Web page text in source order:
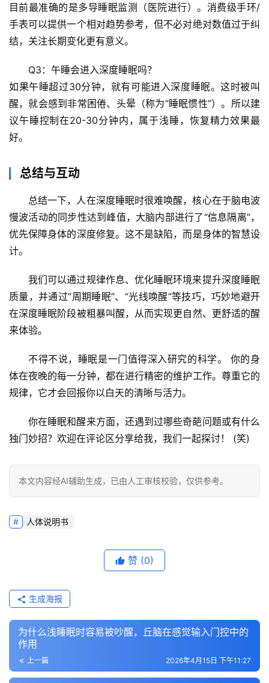
目前最准确的是多导睡眠监测（医院进行）。消费级手环/
手表可以提供一个相对趋势参考，但不必对绝对数值过于纠
结，关注长期变化更有意义。
Q3：午睡会进入深度睡眠吗？
如果午睡超过30分钟，就有可能进入深度睡眠。这时被叫
醒，就会感到非常困倦、头晕（称为“睡眠惯性”）。所以建
议午睡控制在20-30分钟内，属于浅睡，恢复精力效果最
好。
总结与互动
总结一下， 人在深度睡眠时很难唤醒，核心在于脑电波
慢波活动的同步性达到峰值，大脑内部进行了“信息隔离”，
优先保障身体的深度修复。这不是缺陷，而是身体的智慧设
计。
我们可以通过规律作息、优化睡眠环境来提升深度睡眠
质量，并通过“周期睡眠”、“光线唤醒”等技巧，巧妙地避开
在深度睡眠阶段被粗暴叫醒，从而实现更自然、更舒适的醒
来体验。
不得不说，睡眠是一门值得深入研究的科学。
你的身
体在夜晚的每一分钟，都在进行精密的维护工作。尊重它的
规律，它才会回报你以白天的清晰与活力。
你在睡眠和醒来方面，还遇到过哪些奇葩问题或有什么
独门妙招？欢迎在评论区分享给我，我们一起探讨！
(笑)
本文内容经AI辅助生成，已由人工审核校验，仅供参考。
人体说明书
赞 (0)
生成海报
为什么浅睡眠时容易被吵醒，丘脑在感觉输入门控中的
作用
上一篇 2026年4月15日 下午11:27